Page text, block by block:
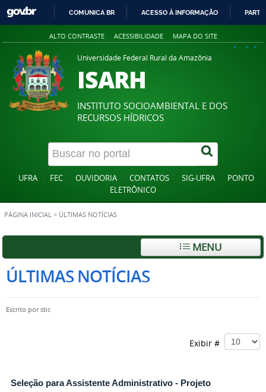
PARA
O
CONTEÚDO
COMUNICA BR ACESSO À INFORMAÇÃO
ALTO CONTRASTE ACESSIBILIDADE MAPA DO SITE
A+ A A-
Universidade Federal Rural da Amazônia
ISARH
INSTITUTO SOCIOAMBIENTAL E DOS
RECURSOS HÍDRICOS
UFRA FEC OUVIDORIA CONTATOS SIG-UFRA
PONTO
ELETRÔNICO
PÁGINA INICIAL > ÚLTIMAS NOTÍCIAS
MENU
ÚLTIMAS NOTÍCIAS
Escrito porstic
Exibir #
Seleção para Assistente Administrativo - Projeto